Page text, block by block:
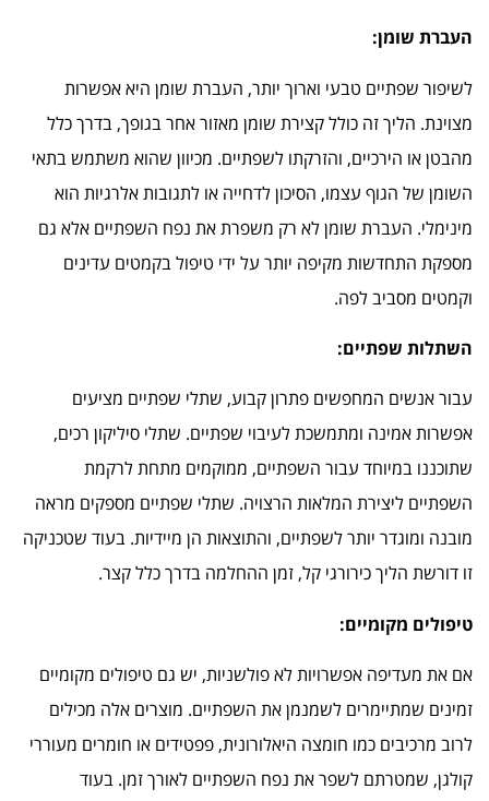
העברת שומן:
לשיפור שפתיים טבעי וארוך יותר, העברת שומן היא אפשרות
מצוינת. הליך זה כולל קצירת שומן מאזור אחר בגופך, בדרך כלל
מהבטן או הירכיים, והזרקתו לשפתיים. מכיוון שהוא משתמש בתאי
השומן של הגוף עצמו, הסיכון לדחייה או לתגובות אלרגיות הוא
מינימלי. העברת שומן לא רק משפרת את נפח השפתיים אלא גם
מספקת התחדשות מקיפה יותר על ידי טיפול בקמטים עדינים
וקמטים מסביב לפה.
השתלות שפתיים:
עבור אנשים המחפשים פתרון קבוע, שתלי שפתיים מציעים
אפשרות אמינה ומתמשכת לעיבוי שפתיים. שתלי סיליקון רכים,
שתוכננו במיוחד עבור השפתיים, ממוקמים מתחת לרקמת
השפתיים ליצירת המלאות הרצויה. שתלי שפתיים מספקים מראה
מובנה ומוגדר יותר לשפתיים, והתוצאות הן מיידיות. בעוד שטכניקה
זו דורשת הליך כירורגי קל, זמן ההחלמה בדרך כלל קצר.
טיפולים מקומיים:
אם את מעדיפה אפשרויות לא פולשניות, יש גם טיפולים מקומיים
זמינים שמתיימרים לשמנמן את השפתיים. מוצרים אלה מכילים
לרוב מרכיבים כמו חומצה היאלורונית, פפטידים או חומרים מעוררי
קולגן, שמטרתם לשפר את נפח השפתיים לאורך זמן. בעוד